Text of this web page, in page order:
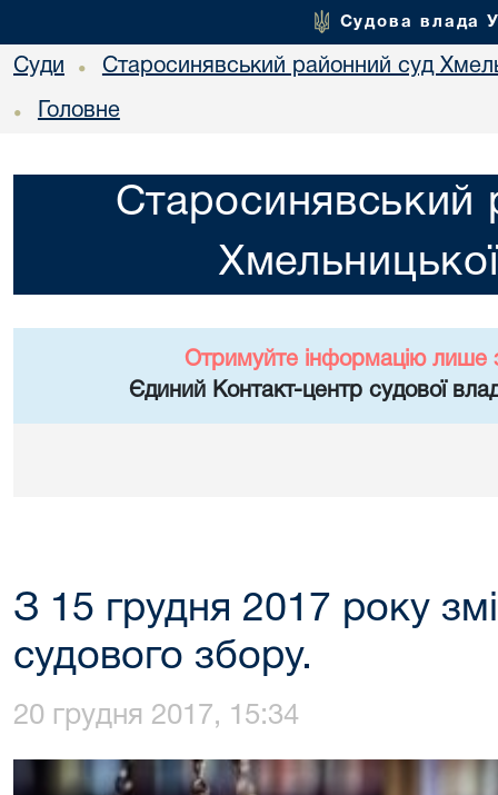
Судова влада
Суди • Старосинявський районний суд
• Головне
Старосинявський
Отримуйте інформацію лише
Єдиний Контакт-центр судової
З 15 грудня 2017 року
судового збору.
20 грудня 2017, 15:34